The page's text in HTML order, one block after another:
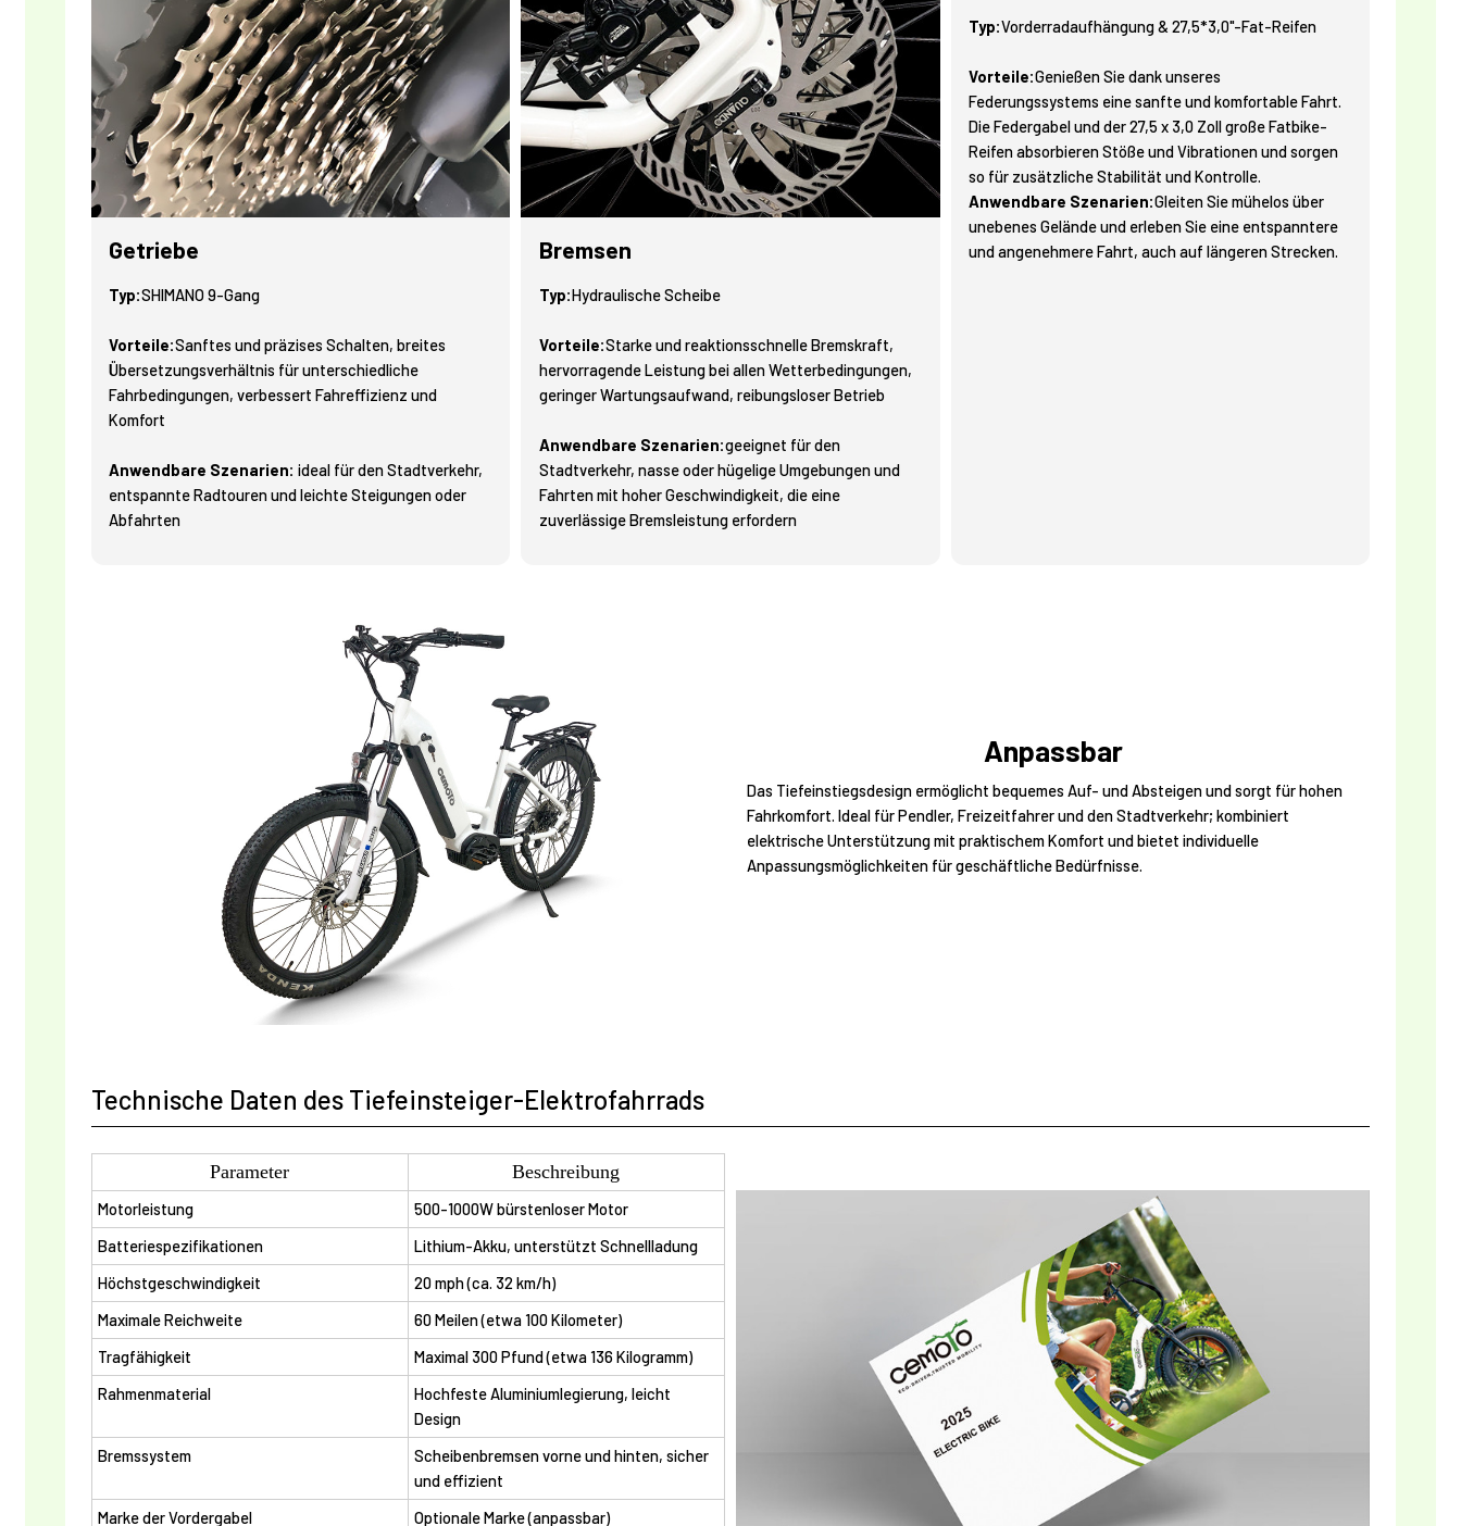
Getriebe
Typ:SHIMANO 9-Gang
Vorteile:Sanftes und präzises Schalten, breites
Übersetzungsverhältnis für unterschiedliche
Fahrbedingungen, verbessert Fahreffizienz und
Komfort
Anwendbare Szenarien:ideal für den Stadtverkehr,
entspannte Radtouren und leichte Steigungen oder
Abfahrten
Bremsen
Typ:Hydraulische Scheibe
Vorteile:Starke und reaktionsschnelle Bremskraft,
hervorragende Leistung bei allen Wetterbedingungen,
geringer Wartungsaufwand, reibungsloser Betrieb
Anwendbare Szenarien:geeignet für den
Stadtverkehr, nasse oder hügelige Umgebungen und
Fahrten mit hoher Geschwindigkeit, die eine
zuverlässige Bremsleistung erfordern
Typ:Vorderradaufhängung & 27,5*3,0"-Fat-Reifen
Vorteile:Genießen Sie dank unseres
Federungssystems eine sanfte und komfortable Fahrt.
Die Federgabel und der 27,5 x 3,0 Zoll große Fatbike-
Reifen absorbieren Stöße und Vibrationen und sorgen
so für zusätzliche Stabilität und Kontrolle.
Anwendbare Szenarien:Gleiten Sie mühelos über
unebenes Gelände und erleben Sie eine entspanntere
und angenehmere Fahrt, auch auf längeren Strecken.
Anpassbar
Das Tiefeinstiegsdesign ermöglicht bequemes Auf- und Absteigen und sorgt für hohen
Fahrkomfort. Ideal für Pendler, Freizeitfahrer und den Stadtverkehr; kombiniert
elektrische Unterstützung mit praktischem Komfort und bietet individuelle
Anpassungsmöglichkeiten für geschäftliche Bedürfnisse.
Technische Daten des Tiefeinsteiger-Elektrofahrrads
Parameter Beschreibung
Motorleistung
500-1000W bürstenloser Motor
Batteriespezifikationen
Lithium-Akku, unterstützt Schnellladung
Höchstgeschwindigkeit
20 mph (ca. 32 km/h)
Maximale Reichweite
60 Meilen (etwa 100 Kilometer)
Tragfähigkeit
Maximal 300 Pfund (etwa 136 Kilogramm)
Rahmenmaterial
Hochfeste Aluminiumlegierung, leicht
Design
Bremssystem
Scheibenbremsen vorne und hinten, sicher
und effizient
Marke der Vordergabel
Optionale Marke (anpassbar)